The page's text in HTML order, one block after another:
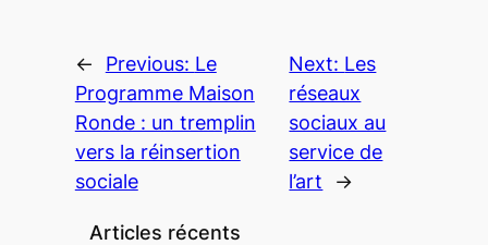
← Previous: Le
Programme Maison
Ronde : un tremplin
vers la réinsertion
sociale
Next: Les
réseaux
sociaux au
service de
l’art
→
Articles récents